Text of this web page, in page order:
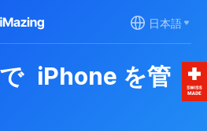
日本語
iPhone を管